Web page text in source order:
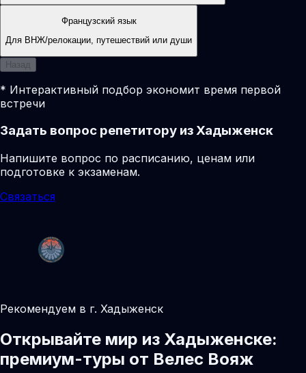
Французский язык
Для ВНЖ/релокации, путешествий или души
Назад
* Интерактивный подбор экономит время первой
встречи
Задать вопрос репетитору из Хадыженск
Напишите вопрос по расписанию, ценам или
подготовке к экзаменам.
Связаться
Рекомендуем в г. Хадыженск
Открывайте мир из Хадыженске:
премиум-туры от Велес Вояж